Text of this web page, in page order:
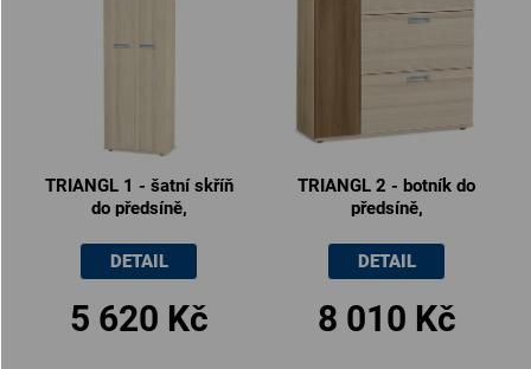
TRIANGL 1 - šatní skříň
do předsíně,
5 620 Kč
DETAIL
TRIANGL 2 - botník do
předsíně,
8 010 Kč
DETAIL